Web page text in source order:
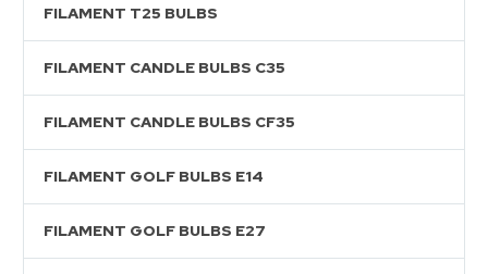
FILAMENT T25 BULBS
FILAMENT CANDLE BULBS C35
FILAMENT CANDLE BULBS CF35
FILAMENT GOLF BULBS E14
FILAMENT GOLF BULBS E27